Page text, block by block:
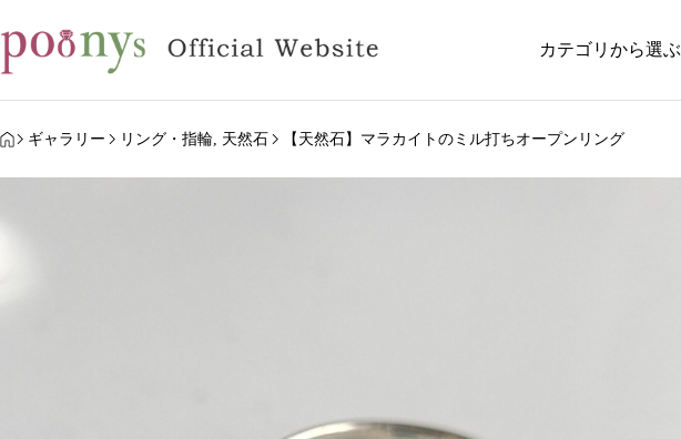
カテゴリから選ぶ
HOME
ギャラリー リング・指輪 天然石 【天然石】マラカイトのミル打ちオープンリング